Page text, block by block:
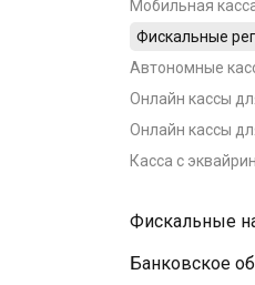
Мобильная
Фискальные
Автономные
Онлайн кассы
Онлайн кассы
Касса с
Фискальные
Банковское